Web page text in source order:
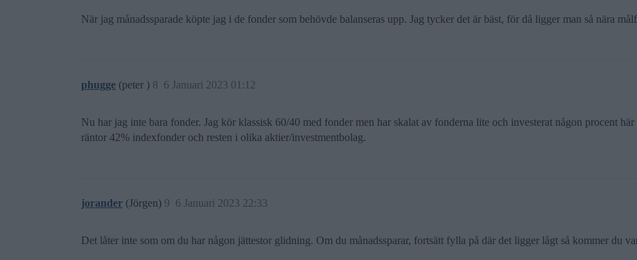
När jag månadssparade köpte jag i de fonder som behövde balanseras upp. Jag tycker det är bäst, för då ligger man så nära
phugge (peter ) 6 Januari 2023 01:12
8
Nu har jag inte bara fonder. Jag kör klassisk 60/40 med fonder men har skalat av fonderna lite och investerat någon procent
räntor 42% indexfonder och resten i olika aktier/investmentbolag.
jorander (Jörgen) 6 Januari 2023 22:33
9
Det låter inte som om du har någon jättestor glidning. Om du månadssparar, fortsätt fylla på där det ligger lågt så kommer du